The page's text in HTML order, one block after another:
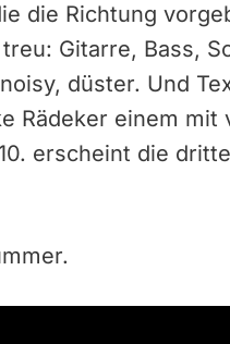
die Richtung
Gitarre, Bass,
düster. Und
Rädeker einem
erscheint die